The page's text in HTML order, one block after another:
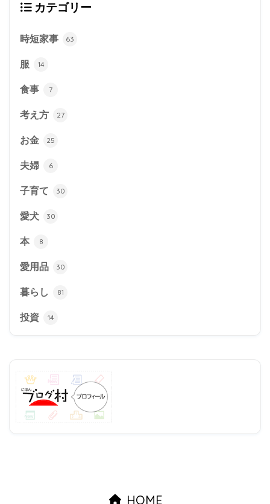
カテゴリー
時短家事 63
服 14
食事 7
考え方 27
お金 25
夫婦 6
子育て 30
愛犬 30
本 8
愛用品 30
暮らし 81
投資 14
HOME